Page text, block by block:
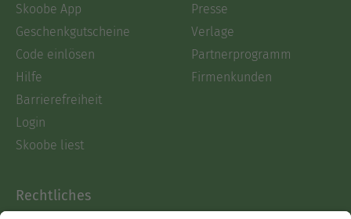
Skoobe App
Geschenkgutscheine
Code einlösen
Hilfe
Barrierefreiheit
Login
Skoobe liest
Presse
Verlage
Partnerprogramm
Firmenkunden
Rechtliches